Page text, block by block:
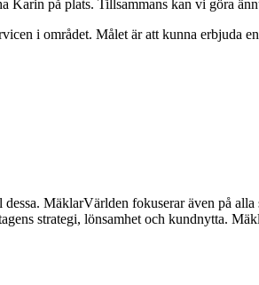
på plats. Tillsammans kan vi göra
i området. Målet är att kunna erbjuda
MäklarVärlden fokuserar även på
strategi, lönsamhet och kundnytta.